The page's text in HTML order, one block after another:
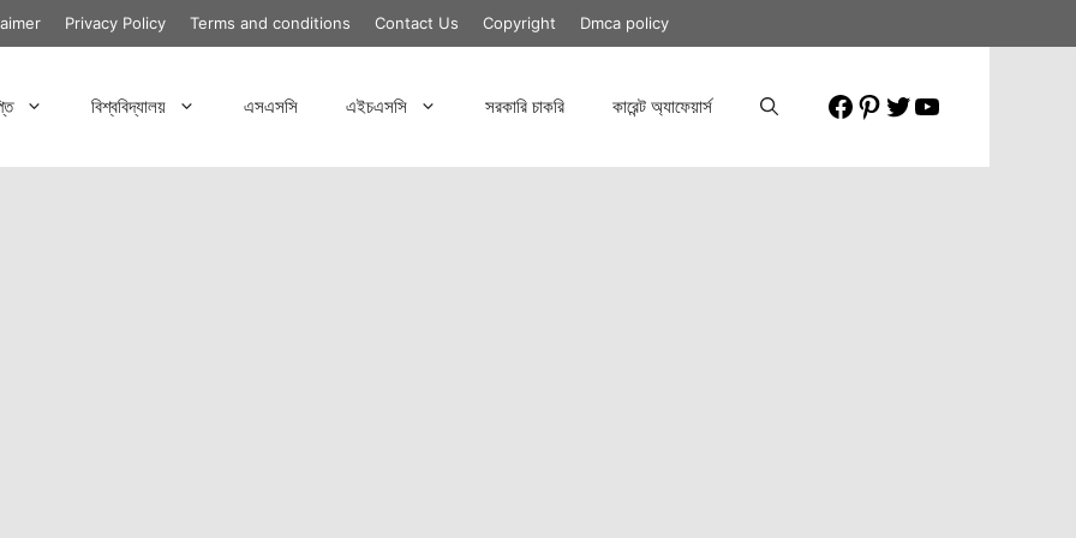
Privacy Policy Terms and conditions Contact Us Copyright Dmca policy
বিশ্ববিদ্যালয় এসএসসি এইচএসসি সরকারি চাকরি কারেন্ট অ্যাফেয়ার্স Facebook
Pinterest
Twitter
YouTube